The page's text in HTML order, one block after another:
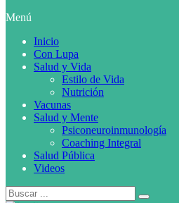
Menú
Inicio
Con Lupa
Salud y Vida
Estilo de Vida
Nutrición
Vacunas
Salud y Mente
Psiconeuroinmunología
Coaching Integral
Salud Pública
Videos